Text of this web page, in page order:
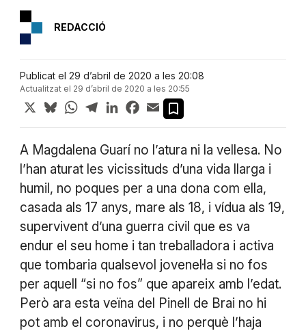
REDACCIÓ
Publicat el 29 d’abril de 2020 a les 20:08
Actualitzat el 29 d’abril de 2020 a les 20:55
X BlueskyWhatsApp
TelegramLinkedInFacebook
Email
A Magdalena Guarí no l’atura ni la vellesa. No
l’han aturat les vicissituds d’una vida llarga i
humil, no poques per a una dona com ella,
casada als 17 anys, mare als 18, i vídua als 19,
supervivent d’una guerra civil que es va
endur el seu home i tan treballadora i activa
que tombaria qualsevol jovenel·la si no fos
per aquell “si no fos” que apareix amb l’edat.
Però ara esta veïna del Pinell de Brai no hi
pot amb el coronavirus, i no perquè l’haja